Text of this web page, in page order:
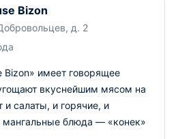
Bizon
д. 2
Bizon» имеет говорящее
вкуснейшим мясом на
и салаты, и горячие, и
мангальные блюда — «конек»